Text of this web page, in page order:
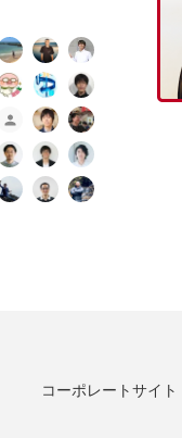
コーポレートサイト